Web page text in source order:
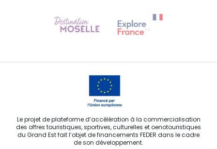
Contactez-nous
Le projet de plateforme d’accélération à la commercialisation
des offres touristiques, sportives, culturelles et oenotouristiques
du Grand Est fait l’objet de financements FEDER dans le cadre
de son développement.